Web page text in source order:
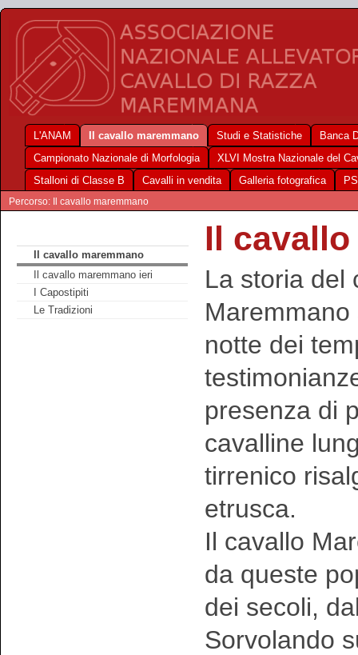
L'ANAM Il cavallo maremmano Studi e Statistiche
Banca
Campionato Nazionale di Morfologia
XLVI Mostra Nazionale del
Stalloni di Classe B
Cavalli in vendita Galleria fotografica
Percorso: Il cavallo maremmano
Il cavallo maremmano
Il cavallo maremmano ieri
I Capostipiti
Le Tradizioni
Il
La storia del
notte dei
presenza di
cavalline
tirrenico
etrusca.
Il cavallo
da queste
dei secoli,
Sorvolando